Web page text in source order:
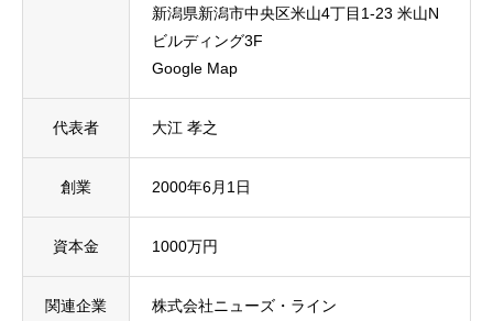
新潟県新潟市中央区米山4丁目1-23 米山N
ビルディング3F
Google Map
代表者 大江 孝之
創業 2000年6月1日
資本金 1000万円
関連企業
株式会社ニューズ・ライン